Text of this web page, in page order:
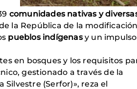
comunidades nativas y
la República de la
pueblos indígenasy un
en bosques y los requisitos
gestionado a través de la
(Serfor)», reza el